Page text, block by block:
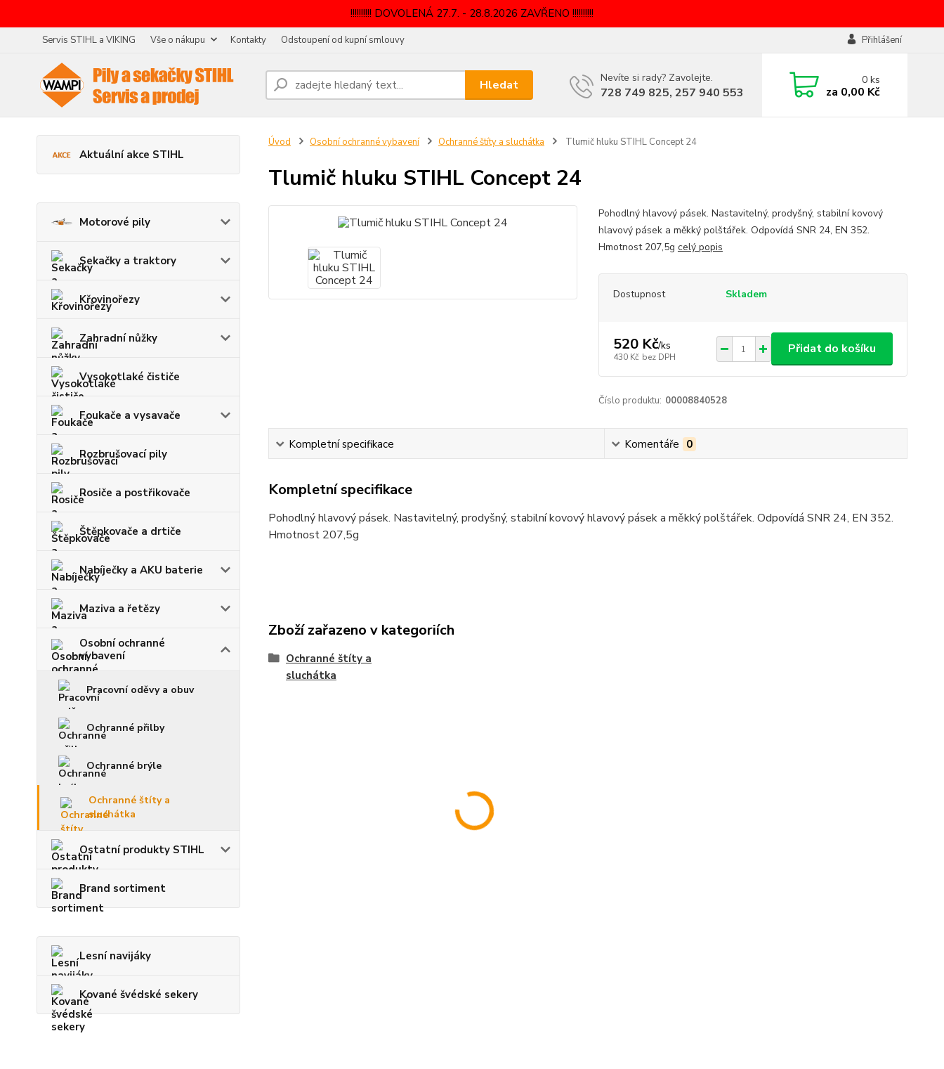
!!!!!!!!!! DOVOLENÁ 27.7. - 28.8.2026 ZAVŘENO !!!!!!!!!!
Servis STIHL a VIKING Vše o nákupu Kontakty Odstoupení od kupní smlouvy Přihlášení
Hledat Nevíte si rady? Zavolejte.
728 749 825, 257 940 553
0ks
za 0,00 Kč
Aktuální akce STIHL
Motorové pily
Sekačky a traktory
Křovinořezy
Zahradní nůžky
Vysokotlaké čističe
Foukače a vysavače
Rozbrušovací pily
Rosiče a postřikovače
Štěpkovače a drtiče
Nabíječky a AKU baterie
Maziva a řetězy
Osobní ochranné
vybavení
Pracovní oděvy a obuv
Ochranné přilby
Ochranné brýle
Ochranné štíty a
sluchátka
Ostatní produkty STIHL
Brand sortiment
Lesní navijáky
Kované švédské sekery
Úvod Osobní ochranné vybavení Ochranné štíty a sluchátka Tlumič hluku STIHL Concept 24
Tlumič hluku STIHL Concept 24
Pohodlný hlavový pásek. Nastavitelný, prodyšný, stabilní kovový
hlavový pásek a měkký polštářek. Odpovídá SNR 24, EN 352.
Hmotnost 207,5g celý popis
Dostupnost Skladem
520 Kč/ks
430 Kč bez DPH
Přidat do košíku
Číslo produktu: 00008840528
Kompletní specifikace Komentáře 0
Kompletní specifikace
Pohodlný hlavový pásek. Nastavitelný, prodyšný, stabilní kovový hlavový pásek a měkký polštářek. Odpovídá SNR 24, EN 352.
Hmotnost 207,5g
Zboží zařazeno v kategoriích
Ochranné štíty a
sluchátka